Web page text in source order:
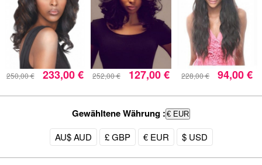
250,00 € 233,00 € 252,00 € 127,00 € 228,00 € 94,00 €
Gewähltene Währung : € EUR
AU$ AUD £ GBP € EUR $ USD